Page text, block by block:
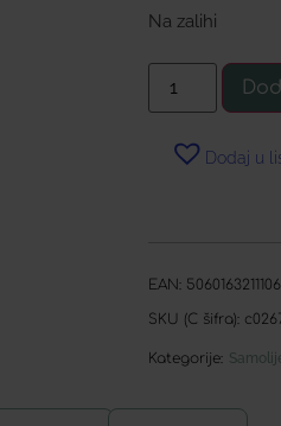
Na zalihi
Dodaj u
EAN: 5060163211106
SKU (C šifra):
Kategorije: